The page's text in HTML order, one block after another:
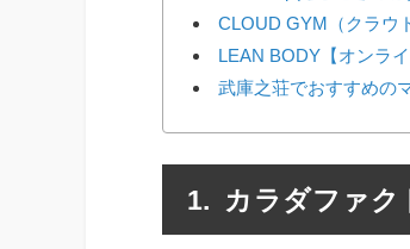
CLOUD GYM（クラウ
LEAN BODY【オンラ
武庫之荘でおすすめの
カラダファ